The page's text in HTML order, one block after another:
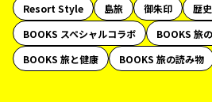
Resort Style
島旅 御朱印 歴
BOOKS スペシャルコラボ
BOOKS 旅
BOOKS 旅と健康
BOOKS 旅の読み物